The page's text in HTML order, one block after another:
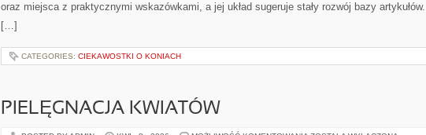
oraz miejsca z praktycznymi wskazówkami, a jej układ sugeruje stały rozwój bazy artykułów.
[…]
CATEGORIES: CIEKAWOSTKI O KONIACH
PIELĘGNACJA KWIATÓW